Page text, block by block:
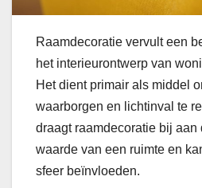
Raamdecoratie vervult een
het interieurontwerp van
Het dient primair als middel
waarborgen en lichtinval te
draagt raamdecoratie bij aan
waarde van een ruimte en
sfeer beïnvloeden.